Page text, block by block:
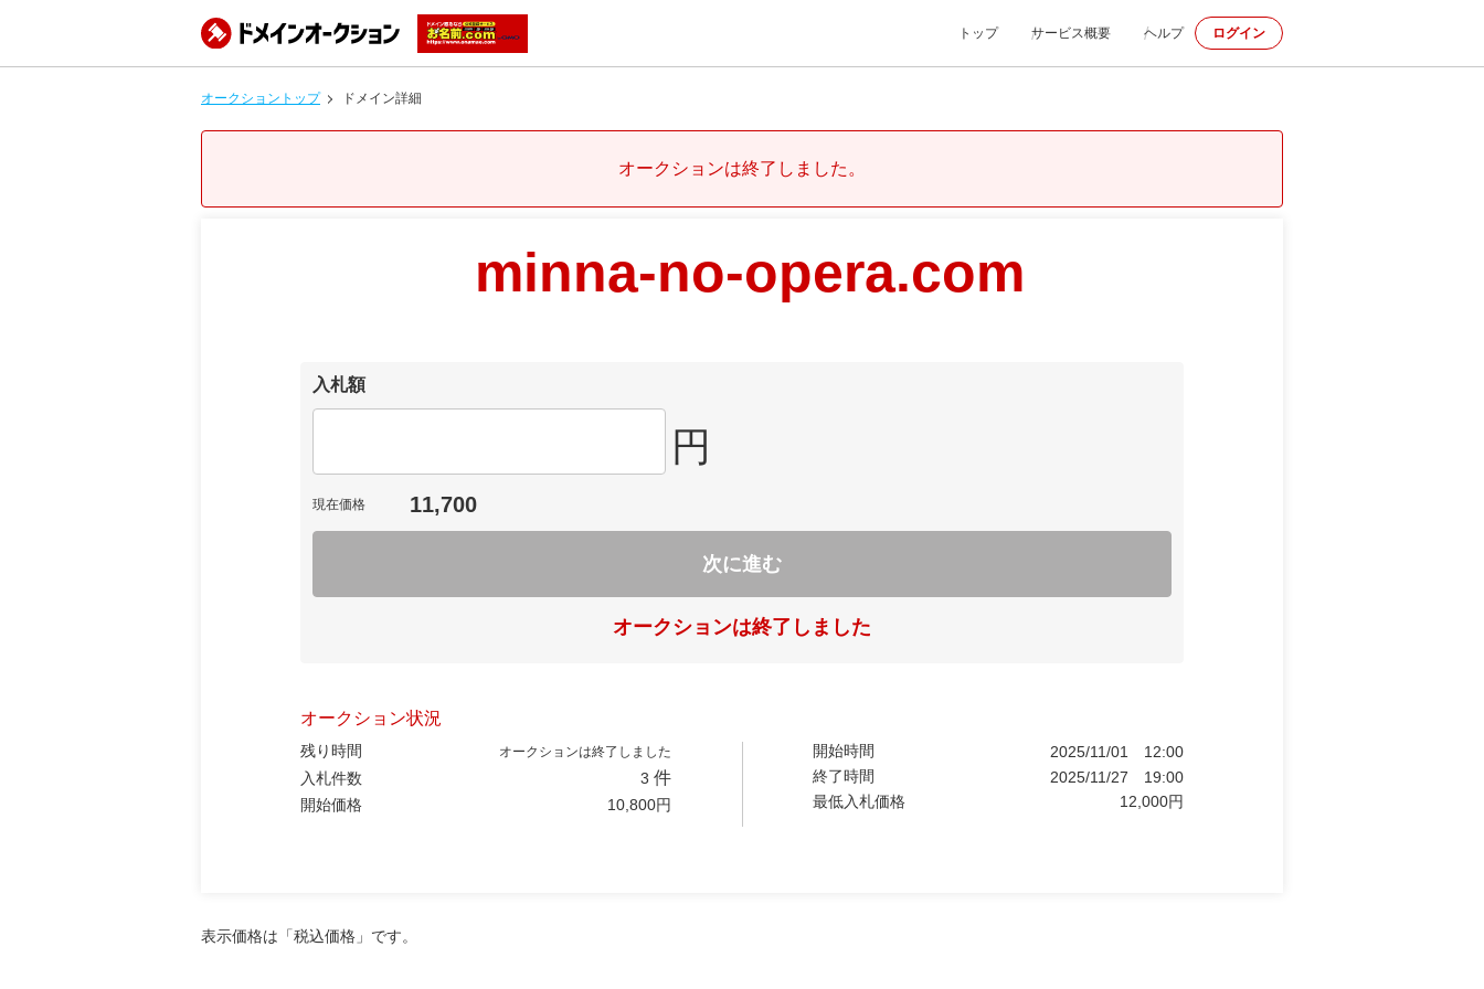
トップ サービス概要 ヘルプ ログイン
オークショントップ ドメイン詳細
オークションは終了しました。
minna-no-opera.com
入札額
円
現在価格 11,700
次に進む
オークションは終了しました
オークション状況
残り時間 オークションは終了しました
入札件数 3 件
開始価格 10,800円
開始時間 2025/11/01
12:00
終了時間
2025/11/27
19:00
最低入札価格
12,000円
表示価格は「税込価格」です。